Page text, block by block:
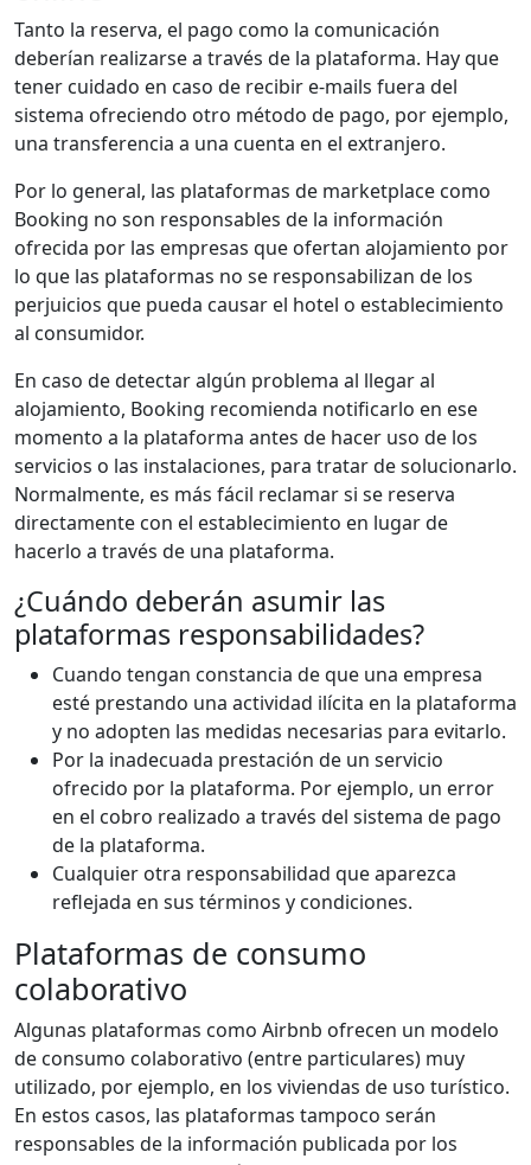
Tanto la reserva, el pago como la comunicación
deberían realizarse a través de la plataforma. Hay que
tener cuidado en caso de recibir e-mails fuera del
sistema ofreciendo otro método de pago, por ejemplo,
una transferencia a una cuenta en el extranjero.
Por lo general, las plataformas de marketplace como
Booking no son responsables de la información
ofrecida por las empresas que ofertan alojamiento por
lo que las plataformas no se responsabilizan de los
perjuicios que pueda causar el hotel o establecimiento
al consumidor.
En caso de detectar algún problema al llegar al
alojamiento, Booking recomienda notificarlo en ese
momento a la plataforma antes de hacer uso de los
servicios o las instalaciones, para tratar de solucionarlo.
Normalmente, es más fácil reclamar si se reserva
directamente con el establecimiento en lugar de
hacerlo a través de una plataforma.
¿Cuándo deberán asumir las
plataformas responsabilidades?
Cuando tengan constancia de que una empresa
esté prestando una actividad ilícita en la plataforma
y no adopten las medidas necesarias para evitarlo.
Por la inadecuada prestación de un servicio
ofrecido por la plataforma. Por ejemplo, un error
en el cobro realizado a través del sistema de pago
de la plataforma.
Cualquier otra responsabilidad que aparezca
reflejada en sus términos y condiciones.
Plataformas de consumo
colaborativo
Algunas plataformas como Airbnb ofrecen un modelo
de consumo colaborativo (entre particulares) muy
utilizado, por ejemplo, en los viviendas de uso turístico.
En estos casos, las plataformas tampoco serán
responsables de la información publicada por los